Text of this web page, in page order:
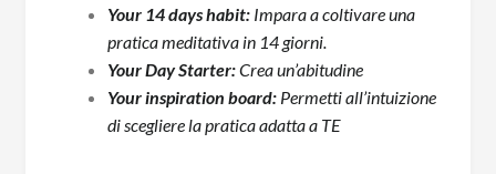
Your 14 days habit: Impara a coltivare una
pratica meditativa in 14 giorni.
Your Day Starter:Crea un’abitudine
Your inspiration board:Permetti all’intuizione
di scegliere la pratica adatta a TE